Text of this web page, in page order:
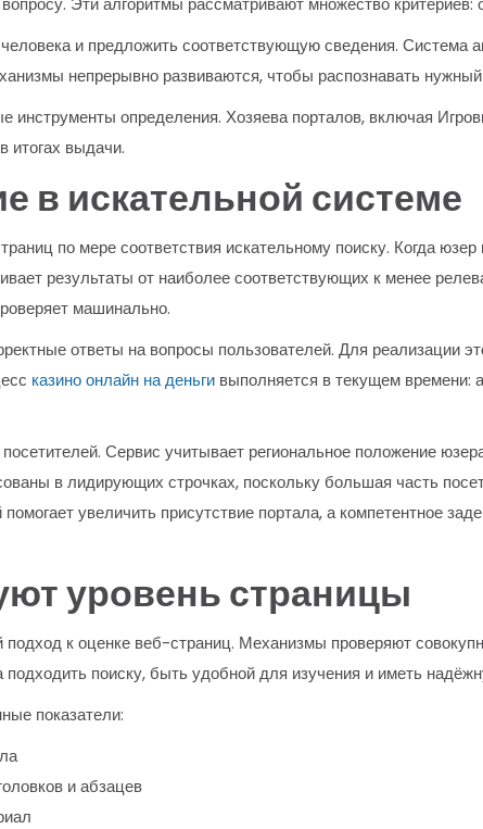
и предложить соответствующую сведения. Система
непрерывно развиваются, чтобы распознавать
инструменты определения. Хозяева порталов, включая
итогах выдачи.
в искательной системе
по мере соответствия искательному поиску. Когда юзер
результаты от наиболее соответствующих к менее
машинально.
ответы на вопросы пользователей. Для реализации
казино онлайн на деньги выполняется в текущем времени:
Сервис учитывает региональное положение
в лидирующих строчках, поскольку большая часть
увеличить присутствие портала, а компетентное
уровень страницы
к оценке веб-страниц. Механизмы проверяют
поиску, быть удобной для изучения и иметь
показатели:
и абзацев